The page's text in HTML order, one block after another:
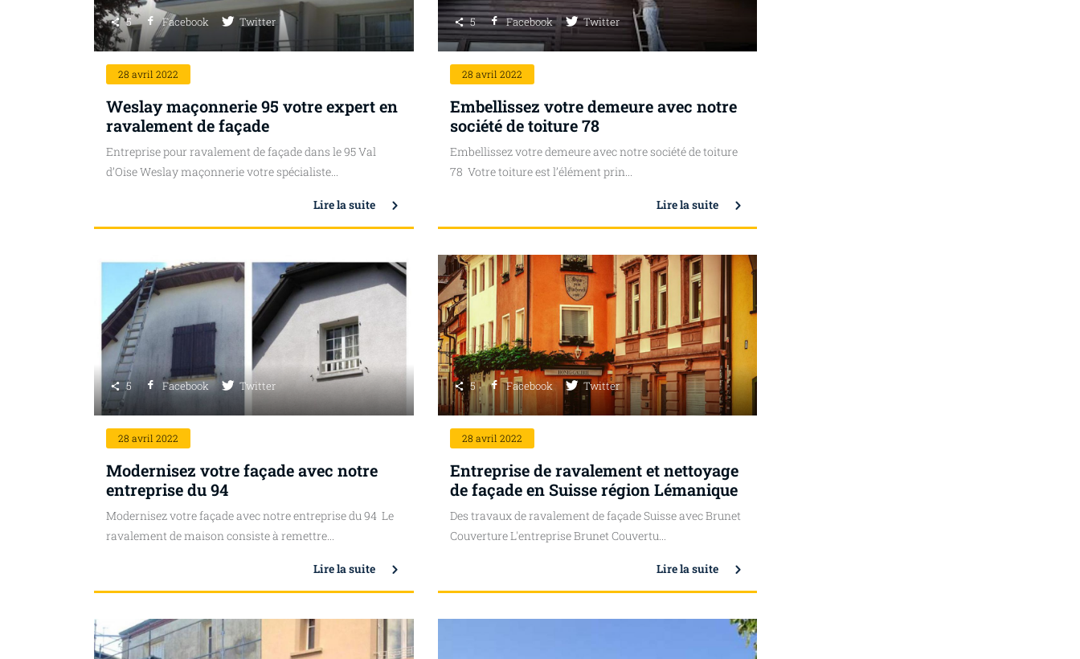
5 Facebook Twitter
28 avril 2022
Weslay maçonnerie 95 votre expert en
ravalement de façade
Entreprise pour ravalement de façade dans le 95 Val
d’Oise Weslay maçonnerie votre spécialiste...
Lire la suite
5 Facebook Twitter
28 avril 2022
Embellissez votre demeure avec notre
société de toiture 78
Embellissez votre demeure avec notre société de toiture
78 Votre toiture est l’élément prin...
Lire la suite
5 Facebook Twitter
28 avril 2022
Modernisez votre façade avec notre
entreprise du 94
Modernisez votre façade avec notre entreprise du 94 Le
ravalement de maison consiste à remettre...
Lire la suite
5 Facebook Twitter
28 avril 2022
Entreprise de ravalement et nettoyage
de façade en Suisse région Lémanique
Des travaux de ravalement de façade Suisse avec Brunet
Couverture L'entreprise Brunet Couvertu...
Lire la suite